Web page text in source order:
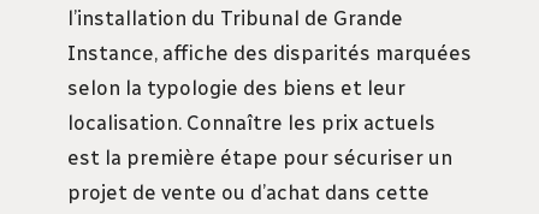
l’installation du Tribunal de Grande
Instance, affiche des disparités marquées
selon la typologie des biens et leur
localisation. Connaître les prix actuels
est la première étape pour sécuriser un
projet de vente ou d’achat dans cette